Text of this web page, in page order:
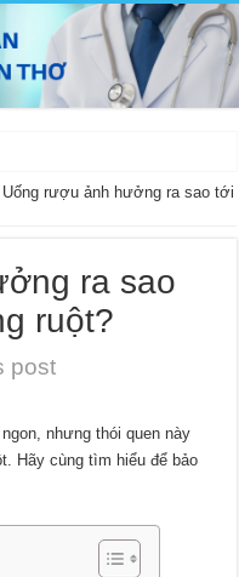
Uống rượu ảnh hưởng ra sao tới
ra sao
ruột?
post
nhưng thói quen này
Hãy cùng tìm hiểu để bảo